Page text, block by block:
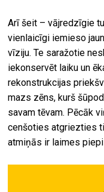
Arī šeit – vājredzīgie
vienlaicīgi iemieso
vīziju. Te saražotie
iekonservēt laiku un
rekonstrukcijas
mazs zēns, kurš
savam tēvam. Pēcāk
cenšoties atgriezties
atmiņās ir laimes